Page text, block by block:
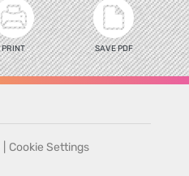
PRINT SAVE PDF
Cookie Settings